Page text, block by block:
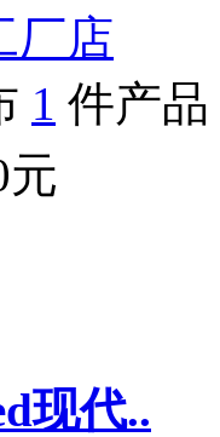
厂店
1 件产品
元
现代..